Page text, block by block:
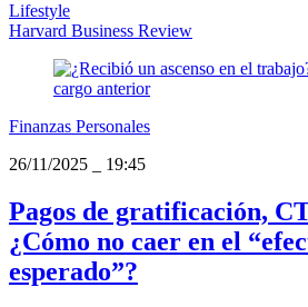
Lifestyle
Harvard Business Review
Finanzas Personales
26/11/2025
19:45
Pagos de gratificación,
¿Cómo no caer en el
esperado”?